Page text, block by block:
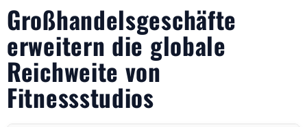
Großhandelsgeschäfte
erweitern die globale
Reichweite von
Fitnessstudios